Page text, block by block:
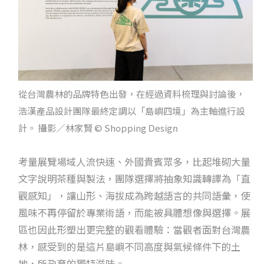
從台灣農林的品牌特色出發，在經過資料梳理與討論後，
浩漢產品設計團隊最終定調以「島嶼四境」為主軸進行設
計。 攝影／林家賢 © Shopping Design
考量展覽場域人流快速、外國貴賓眾多，比起堆砌大量
文字說明茶種與製法，團隊選擇將抽象知識轉譯為「直
觀感知」，讓山形、海拔成為跨越語言的共同語彙，使
風味不再停留於專業術語，而能被具體想像與選擇。展
區也因此形塑出更完整的觀看體驗：當觀者面對台灣農
林，感受到的是這片島嶼不同高度與氣候條件下的土